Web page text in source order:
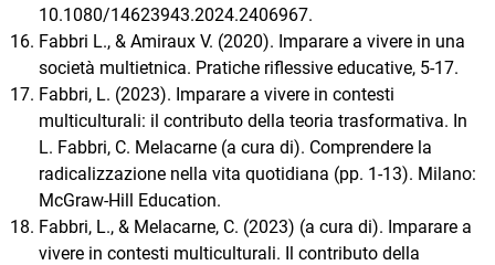
10.1080/14623943.2024.2406967.
Fabbri L., & Amiraux V. (2020). Imparare a vivere in una
società multietnica. Pratiche riflessive educative, 5-17.
Fabbri, L. (2023). Imparare a vivere in contesti
multiculturali: il contributo della teoria trasformativa. In
L. Fabbri, C. Melacarne (a cura di). Comprendere la
radicalizzazione nella vita quotidiana (pp. 1-13). Milano:
McGraw-Hill Education.
Fabbri, L., & Melacarne, C. (2023) (a cura di). Imparare a
vivere in contesti multiculturali. Il contributo della